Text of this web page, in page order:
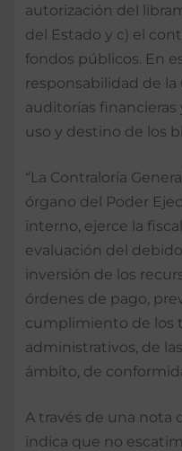
autorización del
del Estado y c) el
fondos públicos. En
responsabilidad de la
auditorías
uso y destino de los
“La Contraloría
órgano del Poder
interno, ejerce la
evaluación del
inversión de los
órdenes de pago,
cumplimiento de los
administrativos, de
ámbito, de
A través de una nota
indica que no